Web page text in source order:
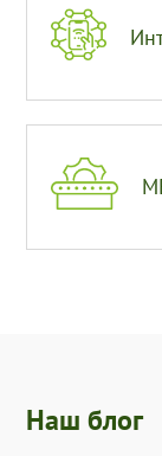
Наш блог